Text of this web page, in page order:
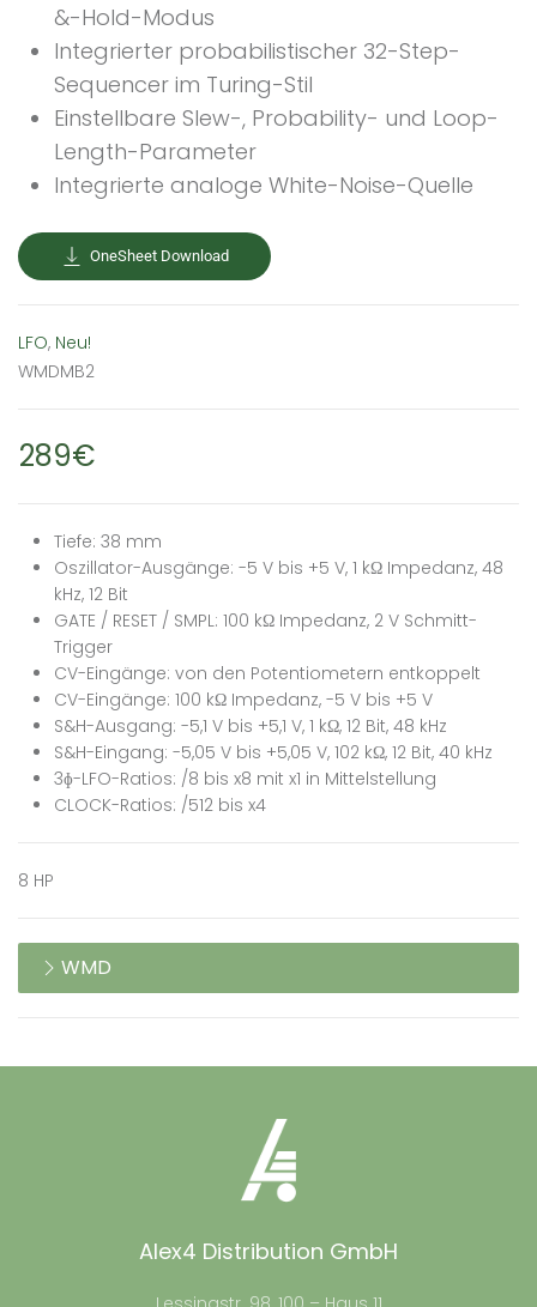
&-Hold-Modus
Integrierter probabilistischer 32-Step-
Sequencer im Turing-Stil
Einstellbare Slew-, Probability- und Loop-
Length-Parameter
Integrierte analoge White-Noise-Quelle
OneSheet Download
LFO, Neu!
WMDMB2
289€
Tiefe: 38 mm
Oszillator-Ausgänge: -5 V bis +5 V, 1 kΩ Impedanz, 48
kHz, 12 Bit
GATE / RESET / SMPL: 100 kΩ Impedanz, 2 V Schmitt-
Trigger
CV-Eingänge: von den Potentiometern entkoppelt
CV-Eingänge: 100 kΩ Impedanz, -5 V bis +5 V
S&H-Ausgang: -5,1 V bis +5,1 V, 1 kΩ, 12 Bit, 48 kHz
S&H-Eingang: -5,05 V bis +5,05 V, 102 kΩ, 12 Bit, 40 kHz
3ɸ-LFO-Ratios: /8 bis x8 mit x1 in Mittelstellung
CLOCK-Ratios: /512 bis x4
8 HP
WMD
Alex4 Distribution GmbH